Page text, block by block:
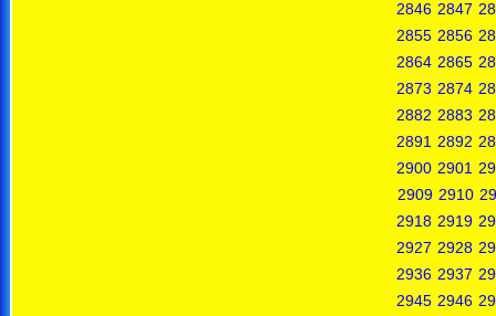
2846 2847
2855 2856
2864 2865
2873 2874
2882 2883
2891 2892
2900 2901
2909 2910
2918 2919
2927 2928
2936 2937
2945 2946